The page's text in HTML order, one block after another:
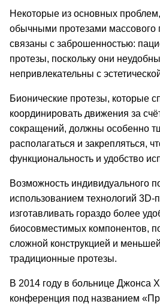
Некоторые из основных
обычными протезами массового
связаны с заброшенностью:
протезы, поскольку они
непривлекательны с
Бионические протезы, которые
координировать движения за
сокращений, должны особенно
располагаться и закрепляться,
функциональность и удобство
Возможность индивидуального
использованием технологий 3D-
изготавливать гораздо более
биосовместимых компонентов,
сложной конструкцией и
традиционные протезы.
В 2014 году в больнице Джонса
конференция под названием